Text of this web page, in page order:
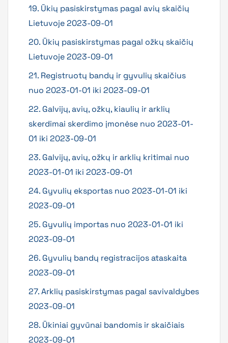
19. Ūkių pasiskirstymas pagal avių skaičių
Lietuvoje 2023-09-01
20. Ūkių pasiskirstymas pagal ožkų skaičių
Lietuvoje 2023-09-01
21. Registruotų bandų ir gyvulių skaičius
nuo 2023-01-01 iki 2023-09-01
22. Galvijų, avių, ožkų, kiaulių ir arklių
skerdimai skerdimo įmonėse nuo 2023-01-
01 iki 2023-09-01
23. Galvijų, avių, ožkų ir arklių kritimai nuo
2023-01-01 iki 2023-09-01
24. Gyvulių eksportas nuo 2023-01-01 iki
2023-09-01
25. Gyvulių importas nuo 2023-01-01 iki
2023-09-01
26. Gyvulių bandų registracijos ataskaita
2023-09-01
27. Arklių pasiskirstymas pagal savivaldybes
2023-09-01
28. Ūkiniai gyvūnai bandomis ir skaičiais
2023-09-01